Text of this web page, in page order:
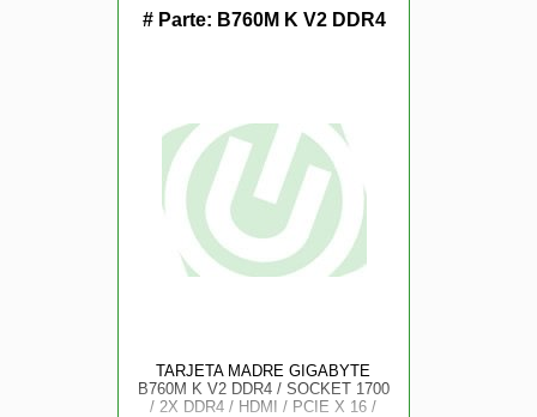
# Parte: B760M K V2 DDR4
TARJETA MADRE GIGABYTE
B760M K V2 DDR4 / SOCKET 1700
/ 2X DDR4 / HDMI / PCIE X 16 /